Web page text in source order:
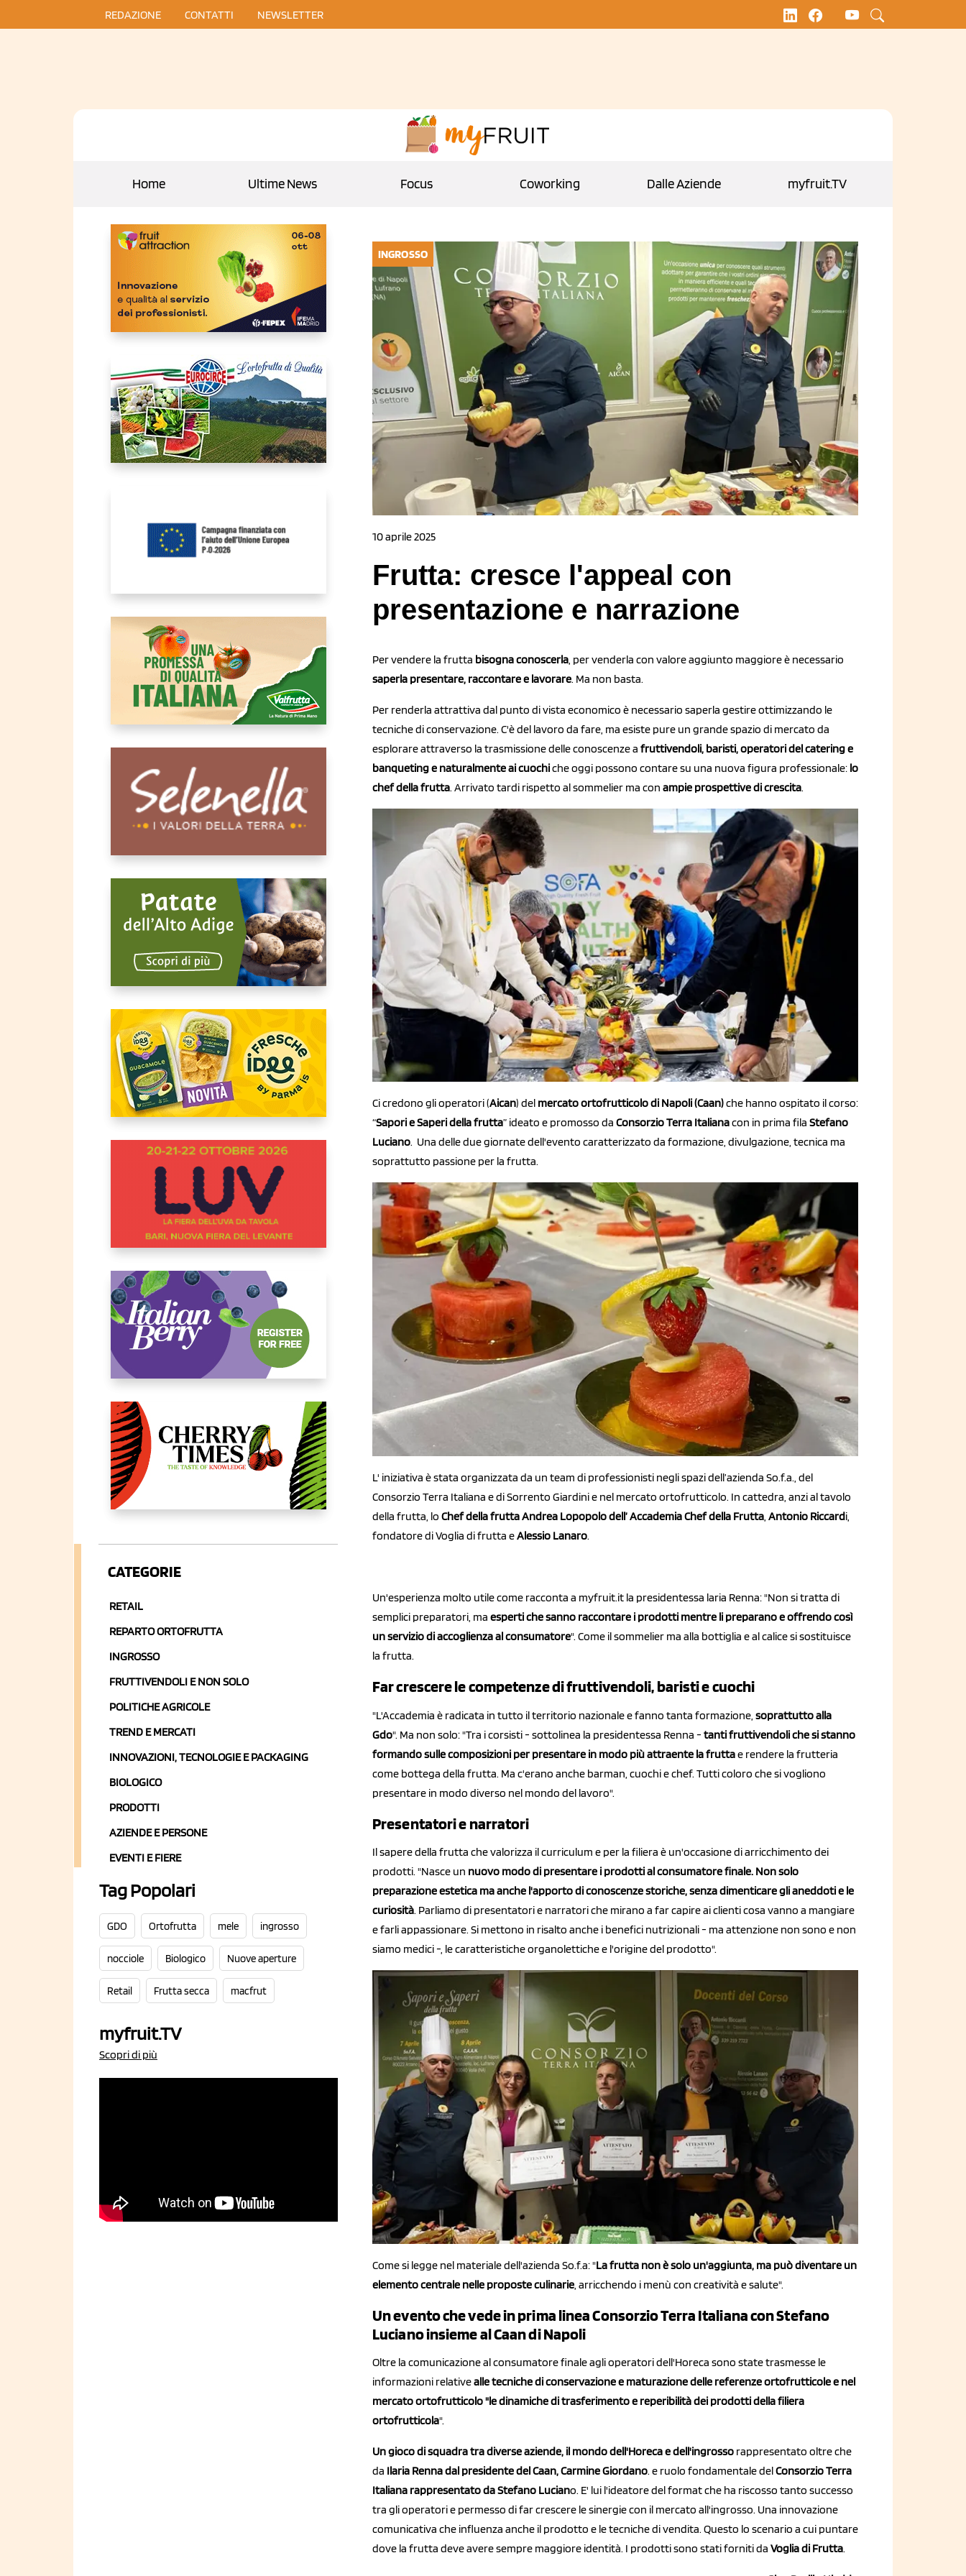
REDAZIONE CONTATTI NEWSLETTER
Home Ultime News Focus Coworking Dalle Aziende myfruit.TV
CATEGORIE
RETAIL
REPARTO ORTOFRUTTA
INGROSSO
FRUTTIVENDOLI E NON SOLO
POLITICHE AGRICOLE
TREND E MERCATI
INNOVAZIONI, TECNOLOGIE E PACKAGING
BIOLOGICO
PRODOTTI
AZIENDE E PERSONE
EVENTI E FIERE
Tag Popolari
GDO Ortofrutta mele ingrosso
nocciole Biologico Nuove aperture
Retail Frutta secca macfrut
myfruit.TV
Scopri di più
INGROSSO
10 aprile 2025
Frutta: cresce l'appeal con
presentazione e narrazione
Per vendere la frutta bisogna conoscerla , per venderla con valore aggiunto maggiore è necessario
saperla presentare, raccontare e lavorare. Ma non basta.
Per renderla attrattiva dal punto di vista economico è necessario saperla gestire ottimizzando le
tecniche di conservazione. C'è del lavoro da fare, ma esiste pure un grande spazio di mercato da
esplorare attraverso la trasmissione delle conoscenze a fruttivendoli, baristi, operatori del catering e
banqueting e naturalmente ai cuochiche oggi possono contare su una nuova figura professionale: lo
chef della frutta. Arrivato tardi rispetto al sommelier ma con ampie prospettive di crescita.
Ci credono gli operatori (Aican) del mercato ortofrutticolo di Napoli (Caan)che hanno ospitato il corso:
“Sapori e Saperi della frutta” ideato e promosso da Consorzio Terra Italianacon in prima fila Stefano
Luciano. Una delle due giornate dell'evento caratterizzato da formazione, divulgazione, tecnica ma
soprattutto passione per la frutta.
L' iniziativa è stata organizzata da un team di professionisti negli spazi dell’azienda So.f.a., del
Consorzio Terra Italiana e di Sorrento Giardini e nel mercato ortofrutticolo. In cattedra, anzi al tavolo
della frutta, lo Chef della frutta Andrea Lopopolo dell’ Accademia Chef della Frutta, Antonio Riccardi,
fondatore di Voglia di frutta eAlessio Lanaro.
Un'esperienza molto utile come racconta a myfruit.it la presidentessa laria Renna: "Non si tratta di
semplici preparatori, ma esperti che sanno raccontare i prodotti mentre li preparano e offrendo così
un servizio di accoglienza al consumatore". Come il sommelier ma alla bottiglia e al calice si sostituisce
la frutta.
Far crescere le competenze di fruttivendoli, baristi e cuochi
"L'Accademia è radicata in tutto il territorio nazionale e fanno tanta formazione, soprattutto alla
Gdo". Ma non solo: "Tra i corsisti - sottolinea la presidentessa Renna - tanti fruttivendoli che si stanno
formando sulle composizioni per presentare in modo più attraente la fruttae rendere la frutteria
come bottega della frutta. Ma c'erano anche barman, cuochi e chef. Tutti coloro che si vogliono
presentare in modo diverso nel mondo del lavoro".
Presentatori e narratori
Il sapere della frutta che valorizza il curriculum e per la filiera è un'occasione di arricchimento dei
prodotti. "Nasce un nuovo modo di presentare i prodotti al consumatore finale. Non solo
preparazione estetica ma anche l'apporto di conoscenze storiche, senza dimenticare gli aneddoti e le
curiosità. Parliamo di presentatori e narratori che mirano a far capire ai clienti cosa vanno a mangiare
e farli appassionare. Si mettono in risalto anche i benefici nutrizionali - ma attenzione non sono e non
siamo medici -, le caratteristiche organolettiche e l'origine del prodotto".
Come si legge nel materiale dell'azienda So.f.a: "La frutta non è solo un'aggiunta, ma può diventare un
elemento centrale nelle proposte culinarie, arricchendo i menù con creatività e salute".
Un evento che vede in prima linea Consorzio Terra Italiana con Stefano
Luciano insieme al Caan di Napoli
Oltre la comunicazione al consumatore finale agli operatori dell'Horeca sono state trasmesse le
informazioni relativealle tecniche di conservazione e maturazione delle referenze ortofrutticole e nel
mercato ortofrutticolo "le dinamiche di trasferimento e reperibilità dei prodotti della filiera
ortofrutticola".
Un gioco di squadra tra diverse aziende, il mondo dell'Horeca e dell'ingrosso rappresentato oltre che
da Ilaria Renna dal presidente del Caan, Carmine Giordano. e ruolo fondamentale delConsorzio Terra
Italiana rappresentato da Stefano Luciano. E' lui l'ideatore del format che ha riscosso tanto successo
tra gli operatori e permesso di far crescere le sinergie con il mercato all'ingrosso. Una innovazione
comunicativa che influenza anche il prodotto e le tecniche di vendita. Questo lo scenario a cui puntare
dove la frutta deve avere sempre maggiore identità. I prodotti sono stati forniti da Voglia di Frutta.